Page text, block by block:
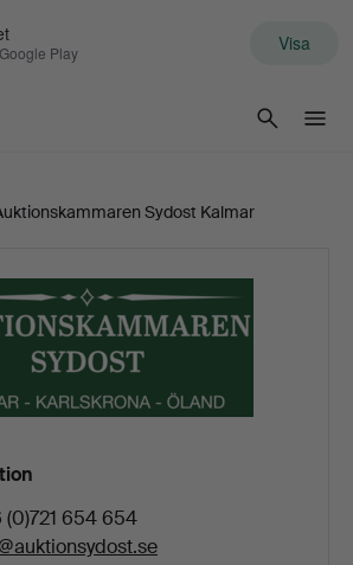
Play Visa
Sydost Kalmar
(0)721 654 654